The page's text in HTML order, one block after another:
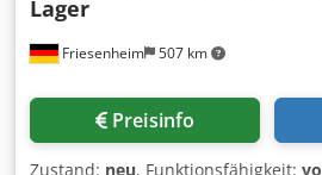
Friesenheim 507 km
Lager
Preisinfo
Zustand: neu, Funktionsfähigkeit: